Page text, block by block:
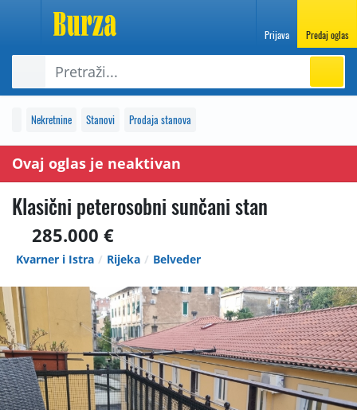
Prijava Predaj oglas
Nekretnine Stanovi Prodaja stanova
Ovaj oglas je neaktivan
Klasični peterosobni sunčani stan
285.000 €
Kvarner i Istra Rijeka Belveder